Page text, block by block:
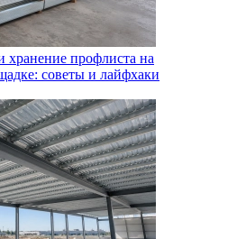
хранение профлиста на
советы и лайфхаки